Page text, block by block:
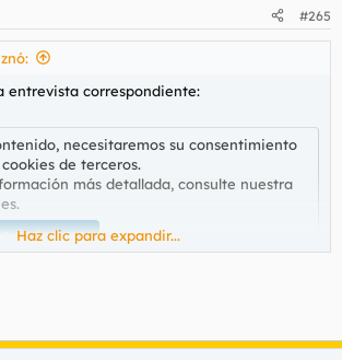
#265
entrevista correspondiente:
necesitaremos su consentimiento
de terceros.
más detallada, consulte nuestra
.
de terceros
Haz clic para expandir...